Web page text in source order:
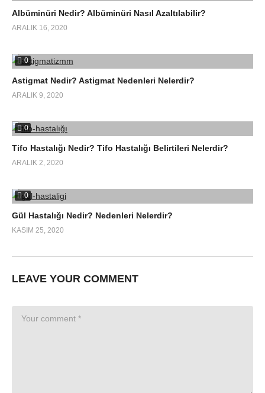
Albüminüri Nedir? Albüminüri Nasıl Azaltılabilir?
ARALIK 16, 2020
0
Astigmat Nedir? Astigmat Nedenleri Nelerdir?
ARALIK 9, 2020
0
Tifo Hastalığı Nedir? Tifo Hastalığı Belirtileri Nelerdir?
ARALIK 2, 2020
0
Gül Hastalığı Nedir? Nedenleri Nelerdir?
KASIM 25, 2020
LEAVE YOUR COMMENT